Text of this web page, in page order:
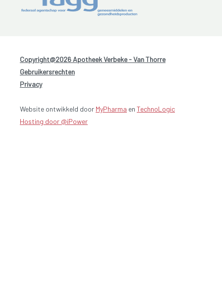
Copyright@2026 Apotheek Verbeke - Van Thorre
Gebruikersrechten
Privacy
Website ontwikkeld door MyPharma en TechnoLogic
Hosting door @iPower